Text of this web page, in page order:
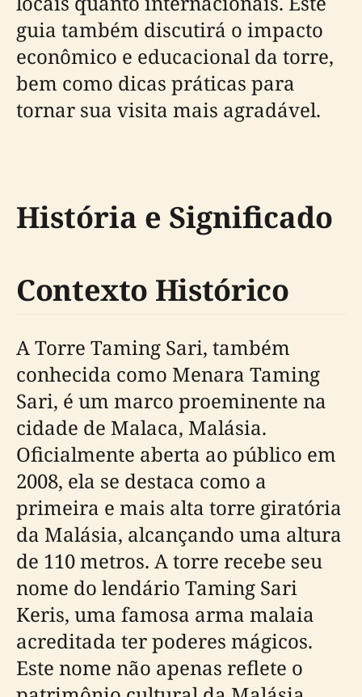
guia também discutirá o impacto
econômico e educacional da torre,
bem como dicas práticas para
tornar sua visita mais agradável.
História e Significado
Contexto Histórico
A Torre Taming Sari, também
conhecida como Menara Taming
Sari, é um marco proeminente na
cidade de Malaca, Malásia.
Oficialmente aberta ao público em
2008, ela se destaca como a
primeira e mais alta torre giratória
da Malásia, alcançando uma altura
de 110 metros. A torre recebe seu
nome do lendário Taming Sari
Keris, uma famosa arma malaia
acreditada ter poderes mágicos.
Este nome não apenas reflete o